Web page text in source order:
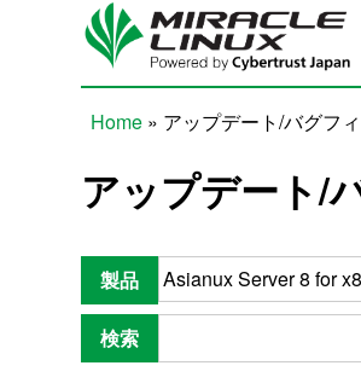
Skip to main content
Home » アップデート/バグフ
アップデート/
製品
検索